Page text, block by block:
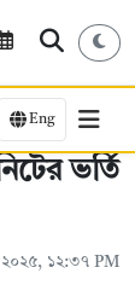
কর্মসংস্থান
Eng
ভর্তি
২০২৫, ১২:৩৭ PM